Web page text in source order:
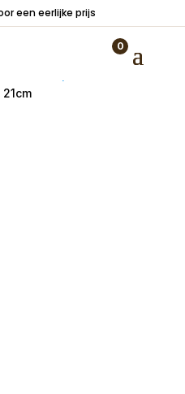
een eerlijke prijs
0